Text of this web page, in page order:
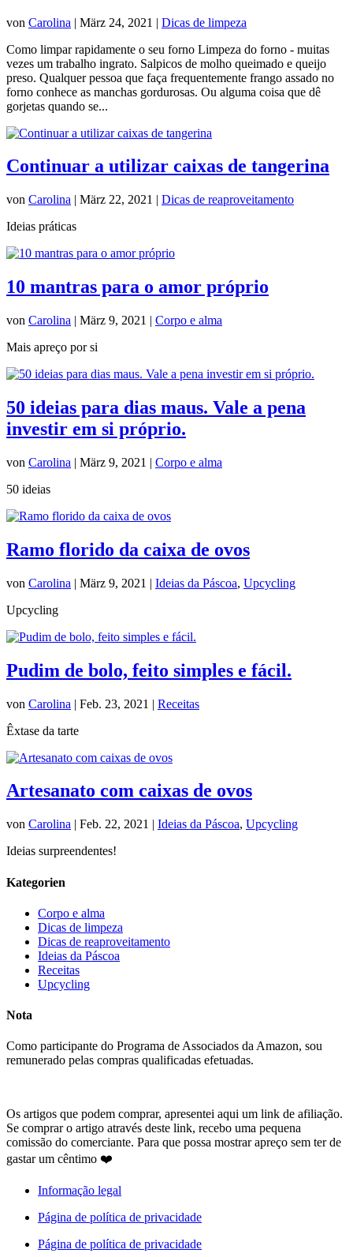
von Carolina | März 24, 2021 | Dicas de limpeza
Como limpar rapidamente o seu forno Limpeza do forno - muitas
vezes um trabalho ingrato. Salpicos de molho queimado e queijo
preso. Qualquer pessoa que faça frequentemente frango assado no
forno conhece as manchas gordurosas. Ou alguma coisa que dê
gorjetas quando se...
Continuar a utilizar caixas de tangerina
von Carolina | März 22, 2021 | Dicas de reaproveitamento
Ideias práticas
10 mantras para o amor próprio
von Carolina | März 9, 2021 | Corpo e alma
Mais apreço por si
50 ideias para dias maus. Vale a pena
investir em si próprio.
von Carolina | März 9, 2021 | Corpo e alma
50 ideias
Ramo florido da caixa de ovos
von Carolina | März 9, 2021 | Ideias da Páscoa, Upcycling
Upcycling
Pudim de bolo, feito simples e fácil.
von Carolina | Feb. 23, 2021 | Receitas
Êxtase da tarte
Artesanato com caixas de ovos
von Carolina | Feb. 22, 2021 | Ideias da Páscoa, Upcycling
Ideias surpreendentes!
Kategorien
Corpo e alma
Dicas de limpeza
Dicas de reaproveitamento
Ideias da Páscoa
Receitas
Upcycling
Nota
Como participante do Programa de Associados da Amazon, sou
remunerado pelas compras qualificadas efetuadas.
Os artigos que podem comprar, apresentei aqui um link de afiliação.
Se comprar o artigo através deste link, recebo uma pequena
comissão do comerciante. Para que possa mostrar apreço sem ter de
gastar um cêntimo ❤️
Informação legal
Página de política de privacidade
Página de política de privacidade